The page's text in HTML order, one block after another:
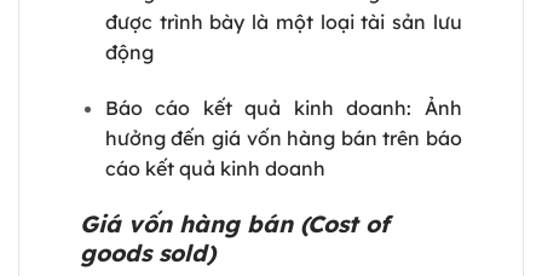
được trình bày là một loại tài sản lưu
động
Báo cáo kết quả kinh doanh: Ảnh
hưởng đến giá vốn hàng bán trên báo
cáo kết quả kinh doanh
Giá vốn hàng bán (Cost of
goods sold)